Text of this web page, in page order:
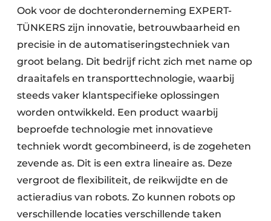
Ook voor de dochteronderneming EXPERT-
TÜNKERS zijn innovatie, betrouwbaarheid en
precisie in de automatiseringstechniek van
groot belang. Dit bedrijf richt zich met name op
draaitafels en transporttechnologie, waarbij
steeds vaker klantspecifieke oplossingen
worden ontwikkeld. Een product waarbij
beproefde technologie met innovatieve
techniek wordt gecombineerd, is de zogeheten
zevende as. Dit is een extra lineaire as. Deze
vergroot de flexibiliteit, de reikwijdte en de
actieradius van robots. Zo kunnen robots op
verschillende locaties verschillende taken